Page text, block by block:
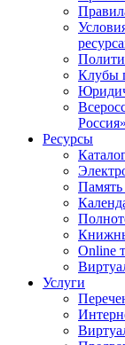
Клубы
Россия»
Ресурсы
Online
Услуги